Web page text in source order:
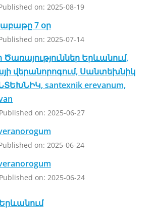
on: 2025-08-19
7 օր
on: 2025-07-14
Երևանում,
վերանորոգում, Սանտեխնիկ
santexnik erevanum,
Published on: 2025-06-27
on: 2025-06-24
Published on: 2025-06-24